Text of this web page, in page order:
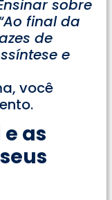
sobre
final da
de
e
você
as